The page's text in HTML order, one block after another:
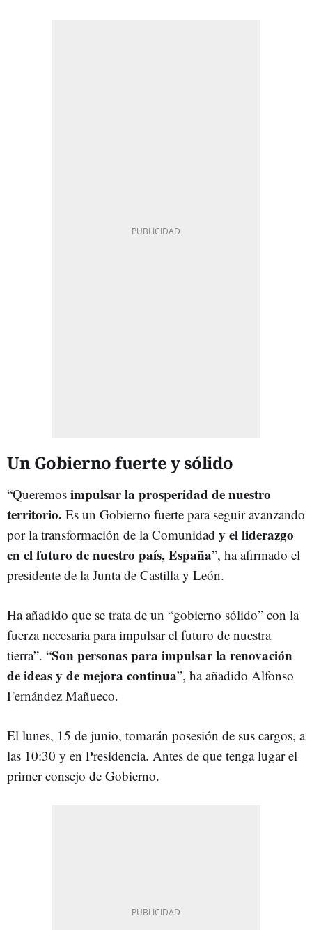
Un Gobierno fuerte y sólido
“Queremos impulsar la prosperidad de nuestro
territorio. Es un Gobierno fuerte para seguir avanzando
por la transformación de la Comunidad y el liderazgo
en el futuro de nuestro país, España”, ha afirmado el
presidente de la Junta de Castilla y León.
Ha añadido que se trata de un “gobierno sólido” con la
fuerza necesaria para impulsar el futuro de nuestra
tierra”. “Son personas para impulsar la renovación
de ideas y de mejora continua”, ha añadido Alfonso
Fernández Mañueco.
El lunes, 15 de junio, tomarán posesión de sus cargos, a
las 10:30 y en Presidencia. Antes de que tenga lugar el
primer consejo de Gobierno.